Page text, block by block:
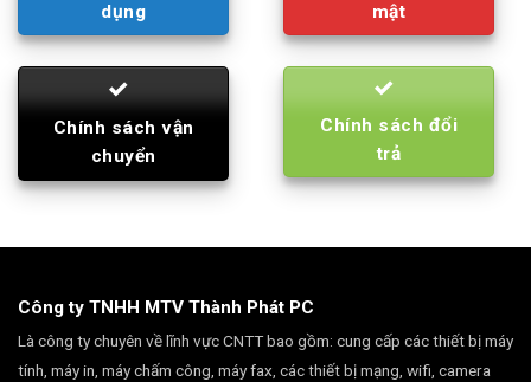
dụng
mật
Chính sách vận
chuyển
Chính sách đổi
trả
Công ty TNHH MTV Thành Phát PC
Là công ty chuyên về lĩnh vực CNTT bao gồm: cung cấp các thiết bị máy
tính, máy in, máy chấm công, máy fax, các thiết bị mạng, wifi, camera